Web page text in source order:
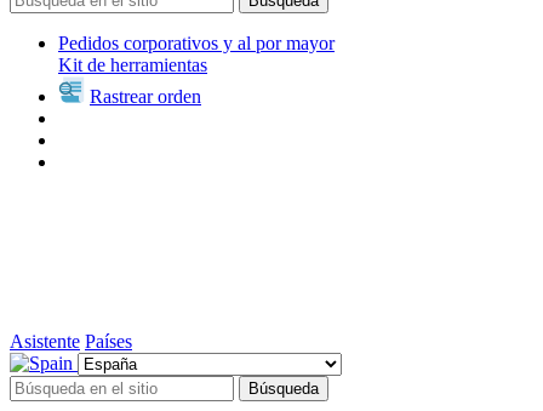
Pedidos corporativos y al por mayor
Kit de herramientas
Rastrear orden
Asistente Países
Búsqueda